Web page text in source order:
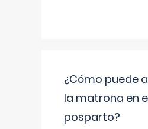
¿Cómo puede
la matrona en
posparto?